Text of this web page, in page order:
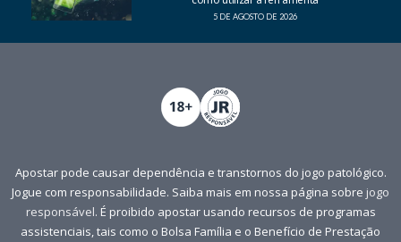
5 DE AGOSTO DE 2026
Apostar pode causar dependência e transtornos do jogo patológico.
Jogue com responsabilidade. Saiba mais em nossa página sobre jogo
responsável. É proibido apostar usando recursos de programas
assistenciais, tais como o Bolsa Família e o Benefício de Prestação